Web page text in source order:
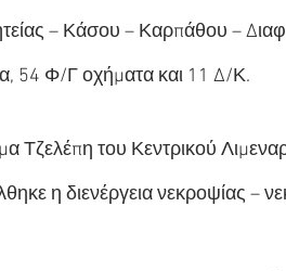
– Κάσου – Καρπάθου –
54 Φ/Γ οχήματα και 11 Δ/Κ.
Τζελέπη του Κεντρικού
η διενέργεια νεκροψίας –